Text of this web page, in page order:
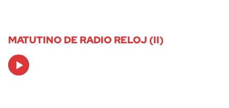
MATUTINO DE RADIO RELOJ (II)
Audio
Player